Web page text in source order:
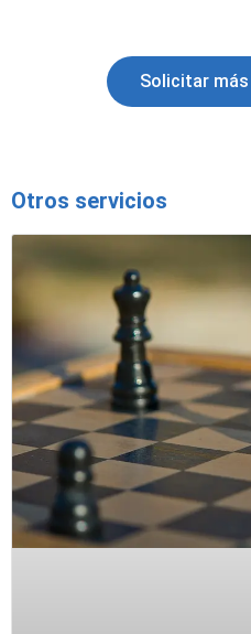
Solicitar
Otros servicios